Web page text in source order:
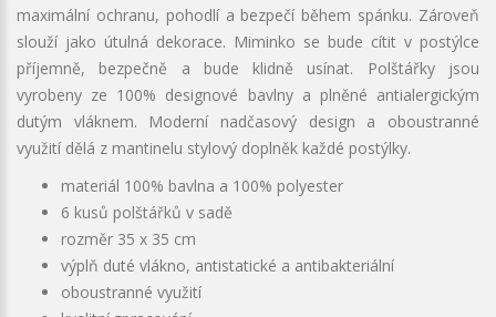
maximální ochranu, pohodlí a bezpečí během spánku. Zároveň
slouží jako útulná dekorace. Miminko se bude cítit v postýlce
příjemně, bezpečně a bude klidně usínat. Polštářky jsou
vyrobeny ze 100% designové bavlny a plněné antialergickým
dutým vláknem. Moderní nadčasový design a oboustranné
využití dělá z mantinelu stylový doplněk každé postýlky.
materiál 100% bavlna a 100% polyester
6 kusů polštářků v sadě
rozměr 35 x 35 cm
výplň duté vlákno, antistatické a antibakteriální
oboustranné využití